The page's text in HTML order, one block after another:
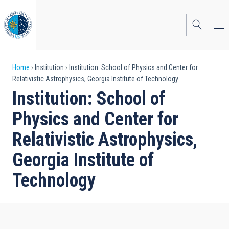
to
main
content
Breadcrumb
Home Institution
Institution: School of Physics and Center for
Relativistic Astrophysics, Georgia Institute of Technology
Institution: School of
Physics and Center for
Relativistic Astrophysics,
Georgia Institute of
Technology